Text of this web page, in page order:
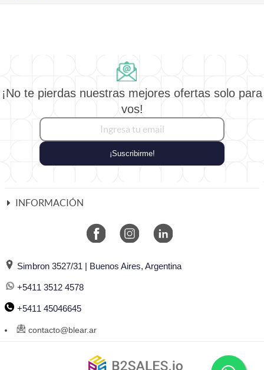
¡No te pierdas nuestras mejores ofertas solo para
vos!
¡Suscribirme!
INFORMACIÓN
Simbron 3527/31 | Buenos Aires, Argentina
+5411 3512 4578
+5411 45046645
contacto@blear.ar